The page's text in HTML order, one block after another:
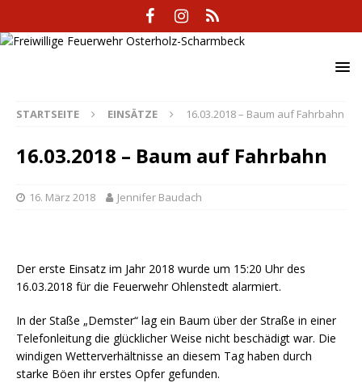
STARTSEITE EINSÄTZE 16.03.2018 – Baum auf Fahrbahn
16.03.2018 – Baum auf Fahrbahn
16. März 2018 Jennifer Baudach
Der erste Einsatz im Jahr 2018 wurde um 15:20 Uhr des
16.03.2018 für die Feuerwehr Ohlenstedt alarmiert.
In der Staße „Demster“ lag ein Baum über der Straße in einer
Telefonleitung die glücklicher Weise nicht beschädigt war. Die
windigen Wetterverhältnisse an diesem Tag haben durch
starke Böen ihr erstes Opfer gefunden.